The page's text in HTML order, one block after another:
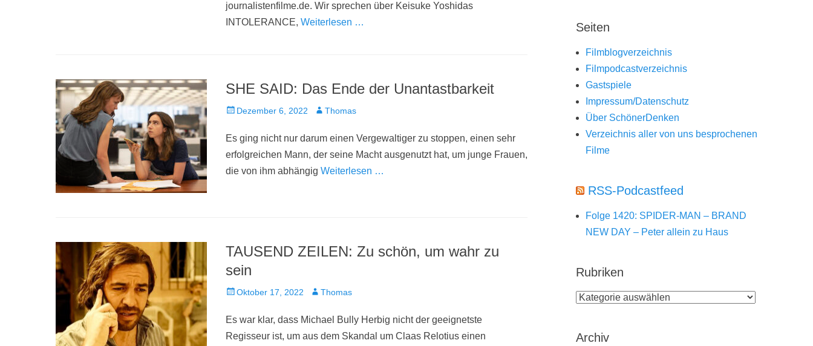
journalistenfilme.de. Wir sprechen über Keisuke Yoshidas
INTOLERANCE, Weiterlesen …
SHE SAID: Das Ende der Unantastbarkeit
Veröffentlicht
Dezember 6, 2022 AutorThomas
Es ging nicht nur darum einen Vergewaltiger zu stoppen, einen sehr
erfolgreichen Mann, der seine Macht ausgenutzt hat, um junge Frauen,
die von ihm abhängig Weiterlesen …
TAUSEND ZEILEN: Zu schön, um wahr zu
sein
Veröffentlicht
Oktober 17, 2022 AutorThomas
Es war klar, dass Michael Bully Herbig nicht der geeignetste
Regisseur ist, um aus dem Skandal um Claas Relotius einen
Seiten
Filmblogverzeichnis
Filmpodcastverzeichnis
Gastspiele
Impressum/Datenschutz
Über SchönerDenken
Verzeichnis aller von uns besprochenen
Filme
RSS-Podcastfeed
Folge 1420: SPIDER-MAN – BRAND
NEW DAY – Peter allein zu Haus
Rubriken
Rubriken
Archiv